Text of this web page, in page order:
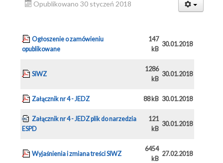
Opublikowano 30 styczeń 2018
Ogłoszenie o zamówieniu
opublikowane
147
kB
30.01.2018
SIWZ
1286
kB
30.01.2018
Załącznik nr 4 - JEDZ 88 kB 30.01.2018
Załącznik nr 4 - JEDZ plik do narzedzia
ESPD
121
kB
30.01.2018
Wyjaśnienia i zmiana treści SIWZ
6454
kB
27.02.2018